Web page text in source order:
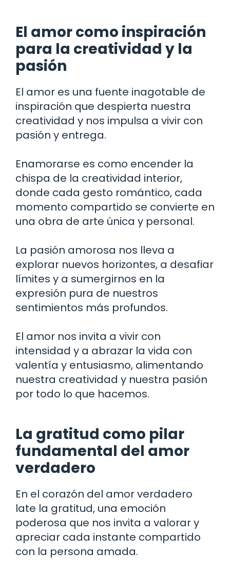
El amor como inspiración
para la creatividad y la
pasión
El amor es una fuente inagotable de
inspiración que despierta nuestra
creatividad y nos impulsa a vivir con
pasión y entrega.
Enamorarse es como encender la
chispa de la creatividad interior,
donde cada gesto romántico, cada
momento compartido se convierte en
una obra de arte única y personal.
La pasión amorosa nos lleva a
explorar nuevos horizontes, a desafiar
límites y a sumergirnos en la
expresión pura de nuestros
sentimientos más profundos.
El amor nos invita a vivir con
intensidad y a abrazar la vida con
valentía y entusiasmo, alimentando
nuestra creatividad y nuestra pasión
por todo lo que hacemos.
La gratitud como pilar
fundamental del amor
verdadero
En el corazón del amor verdadero
late la gratitud, una emoción
poderosa que nos invita a valorar y
apreciar cada instante compartido
con la persona amada.